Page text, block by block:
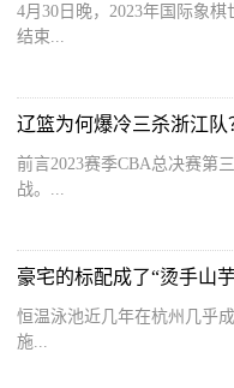
4月30日晚，2023年国际象
结束...
前言2023赛季CBA总决赛第
战。...
豪宅的标配成了“烫手山
恒温泳池近几年在杭州几乎
施...